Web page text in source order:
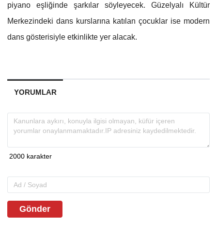
piyano eşliğinde şarkılar söyleyecek. Güzelyalı Kültür
Merkezindeki dans kurslarına katılan çocuklar ise modern
dans gösterisiyle etkinlikte yer alacak.
YORUMLAR
Gönder